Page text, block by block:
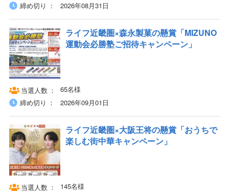
締め切り
2026年08月31日
ライフ近畿圏×森永製菓の懸賞「MIZUNO
運動会必勝塾ご招待キャンペーン」
当選人数
65名様
締め切り
2026年09月01日
ライフ近畿圏×大阪王将の懸賞「おうちで
楽しむ街中華キャンペーン」
当選人数
145名様